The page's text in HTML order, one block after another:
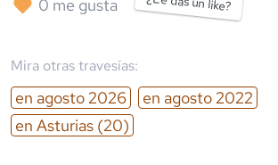
0 me gusta
Mira otras travesías:
en agosto 2026 en agosto 2022
en Asturias (20)